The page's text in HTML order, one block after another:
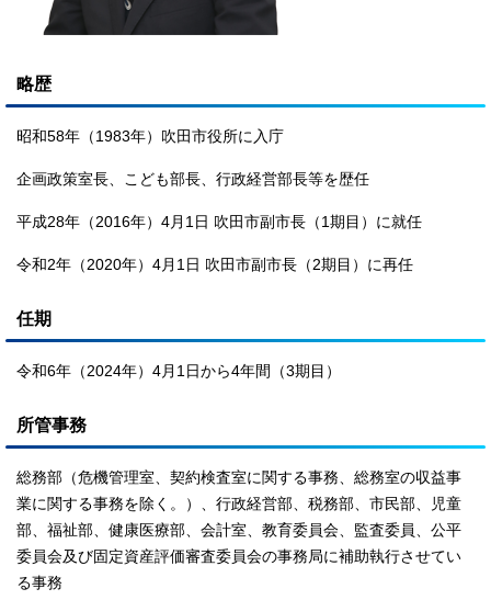
略歴
昭和58年（1983年）吹田市役所に入庁
企画政策室長、こども部長、行政経営部長等を歴任
平成28年（2016年）4月1日 吹田市副市長（1期目）に就任
令和2年（2020年）4月1日 吹田市副市長（2期目）に再任
任期
令和6年（2024年）4月1日から4年間（3期目）
所管事務
総務部（危機管理室、契約検査室に関する事務、総務室の収益事
業に関する事務を除く。）、行政経営部、税務部、市民部、児童
部、福祉部、健康医療部、会計室、教育委員会、監査委員、公平
委員会及び固定資産評価審査委員会の事務局に補助執行させてい
る事務